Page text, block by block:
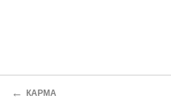
← КАРМА